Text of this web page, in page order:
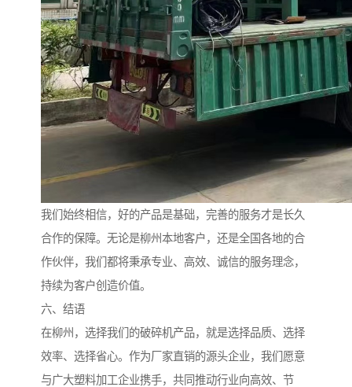
我们始终相信，好的产品是基础，完善的服务才是长久
合作的保障。无论是柳州本地客户，还是全国各地的合
作伙伴，我们都将秉承专业、高效、诚信的服务理念，
持续为客户创造价值。
六、结语
在柳州，选择我们的破碎机产品，就是选择品质、选择
效率、选择省心。作为厂家直销的源头企业，我们愿意
与广大塑料加工企业携手，共同推动行业向高效、节